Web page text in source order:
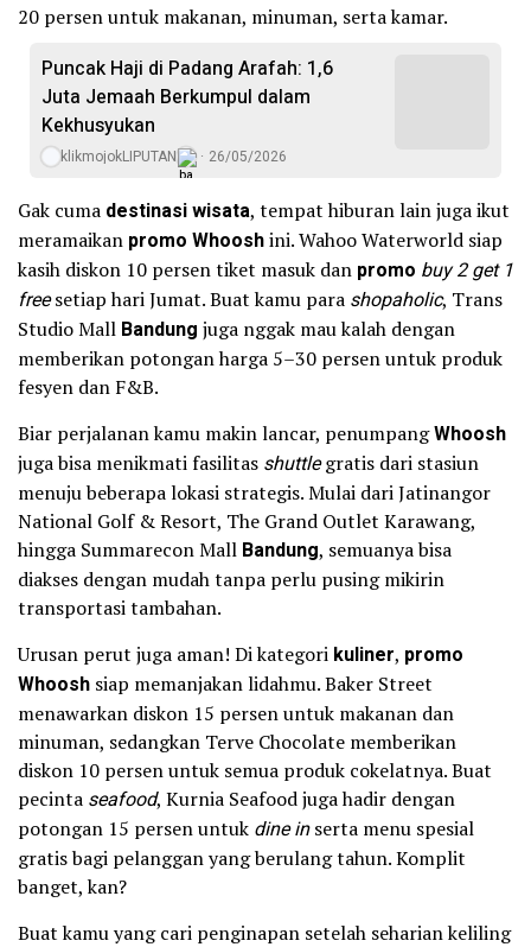
20 persen untuk makanan, minuman, serta kamar.
Puncak Haji di Padang Arafah: 1,6
Juta Jemaah Berkumpul dalam
Kekhusyukan
klikmojokLIPUTAN 26/05/2026
Gak cuma destinasi wisata, tempat hiburan lain juga ikut
meramaikan promo Whooshini. Wahoo Waterworld siap
kasih diskon 10 persen tiket masuk dan promo buy 2 get 1
freesetiap hari Jumat. Buat kamu para shopaholic, Trans
Studio Mall Bandung juga nggak mau kalah dengan
memberikan potongan harga 5–30 persen untuk produk
fesyen dan F&B.
Biar perjalanan kamu makin lancar, penumpangWhoosh
juga bisa menikmati fasilitas shuttlegratis dari stasiun
menuju beberapa lokasi strategis. Mulai dari Jatinangor
National Golf & Resort, The Grand Outlet Karawang,
hingga Summarecon Mall Bandung, semuanya bisa
diakses dengan mudah tanpa perlu pusing mikirin
transportasi tambahan.
Urusan perut juga aman! Di kategori kuliner, promo
Whoosh siap memanjakan lidahmu. Baker Street
menawarkan diskon 15 persen untuk makanan dan
minuman, sedangkan Terve Chocolate memberikan
diskon 10 persen untuk semua produk cokelatnya. Buat
pecinta seafood, Kurnia Seafood juga hadir dengan
potongan 15 persen untuk dine inserta menu spesial
gratis bagi pelanggan yang berulang tahun. Komplit
banget, kan?
Buat kamu yang cari penginapan setelah seharian keliling